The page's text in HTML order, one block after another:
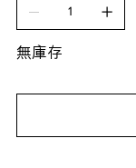
無庫存